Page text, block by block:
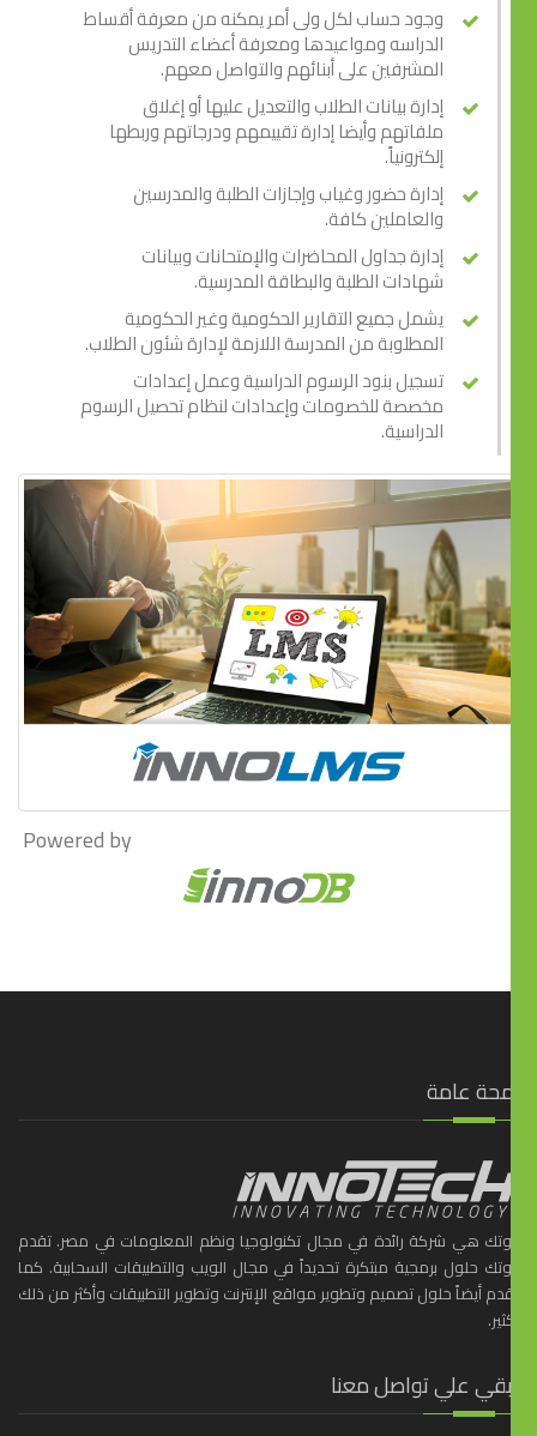
وجود حساب لكل ولى أمر يمكنه من معرفة أقساط
الدراسه ومواعيدها ومعرفة أعضاء التدريس
المشرفين على أبنائهم والتواصل معهم.
إدارة بيانات الطلاب والتعديل عليها أو إغلاق
ملفاتهم وأيضا إدارة تقييمهم ودرجاتهم وربطها
إلكترونياً.
إدارة حضور وغياب وإجازات الطلبة والمدرسين
والعاملين كافة.
إدارة جداول المحاضرات والإمتحانات وبيانات
شهادات الطلبة والبطاقة المدرسية.
يشمل جميع التقارير الحكومية وغير الحكومية
المطلوبة من المدرسة اللازمة لإدارة شئون الطلاب.
تسجيل بنود الرسوم الدراسية وعمل إعدادات
مخصصة للخصومات وإعدادات لنظام تحصيل الرسوم
الدراسية.
Powered by
عامة
هي شركة رائدة في مجال تكنولوجيا ونظم المعلومات في مصر. تقدم
حلول برمجية مبتكرة تحديداً في مجال الويب والتطبيقات السحابية. كما
أيضاً حلول تصميم وتطوير مواقع الإنترنت وتطوير التطبيقات وأكثر من ذلك
علي تواصل معنا